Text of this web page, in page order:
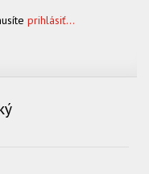
prihlásiť...